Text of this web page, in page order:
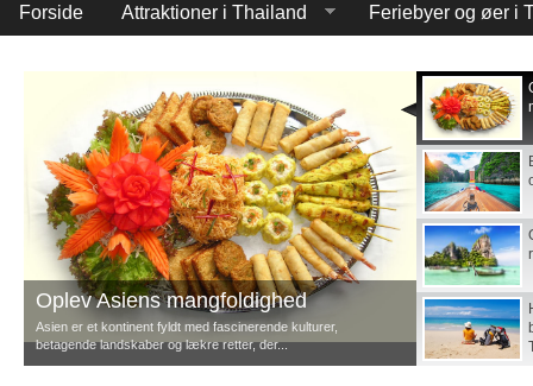
Forside Attraktioner i Thailand Feriebyer og øer i
Oplev Asiens mangfoldighed
Asien er et kontinent fyldt med fascinerende kulturer,
betagende landskaber og lækre retter, der...